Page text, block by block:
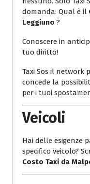
domanda: Qual è il
Leggiuno ?
Conoscere in
tuo diritto!
Taxi Sos il network
concede la
per i tuoi
Veicoli
Hai delle esigenze
specifico veicolo?
Costo Taxi da